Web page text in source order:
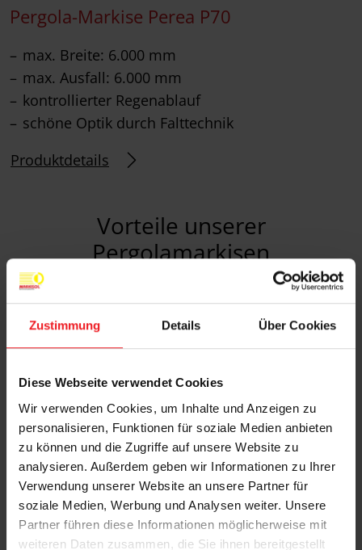
Zustimmung Details Über Cookies
Diese Webseite verwendet Cookies
Wir verwenden Cookies, um Inhalte und Anzeigen zu
personalisieren, Funktionen für soziale Medien anbieten
zu können und die Zugriffe auf unsere Website zu
analysieren. Außerdem geben wir Informationen zu Ihrer
Verwendung unserer Website an unsere Partner für
soziale Medien, Werbung und Analysen weiter. Unsere
Partner führen diese Informationen möglicherweise mit
weiteren Daten zusammen, die Sie ihnen bereitgestellt
Pergola-Markise Perea P70
max. Breite: 6.000 mm
max. Ausfall: 6.000 mm
kontrollierter Regenablauf
schöne Optik durch Falttechnik
Produktdetails
Vorteile unserer
Pergolamarkisen
Wetterfester und regensicherer Stoff
Hohe Stabilität bei starkem Wind